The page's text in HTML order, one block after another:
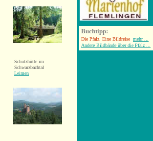
Schutzhütte im
Schwarzbachtal
Leimen
Buchtipp:
Die Pfalz. Eine Bildreise mehr ...
Andere Bildbände über die Pfalz ...